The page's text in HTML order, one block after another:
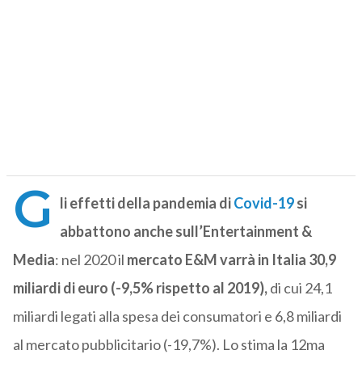
G li effetti della pandemia diCovid-19si
abbattono anche sull’Entertainment &
Media: nel 2020 il mercato E&M varrà in Italia 30,9
miliardi di euro (-9,5% rispetto al 2019),di cui 24,1
miliardi legati alla spesa dei consumatori e 6,8 miliardi
al mercato pubblicitario (-19,7%). Lo stima la 12ma